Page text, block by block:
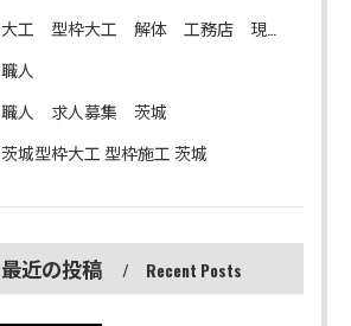
大工 型枠大工 解体 工務店 現場仕事
職人
職人 求人募集 茨城
茨城型枠大工 型枠施工 茨城
最近の投稿 Recent Posts